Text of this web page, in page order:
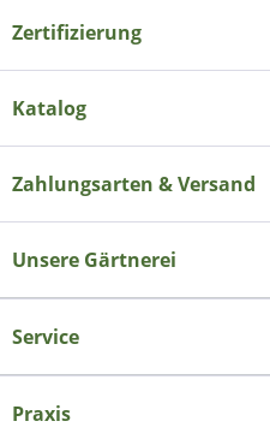
Zertifizierung
Katalog
Zahlungsarten & Versand
Unsere Gärtnerei
Service
Praxis